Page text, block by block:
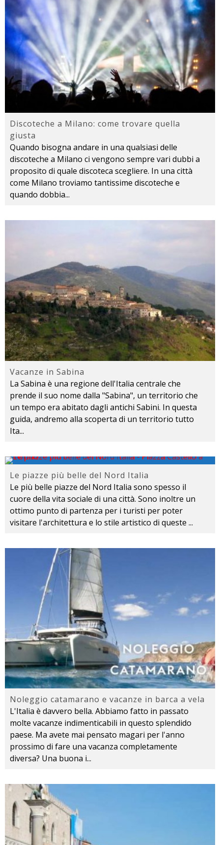
Discoteche a Milano: come trovare quella
giusta
Quando bisogna andare in una qualsiasi delle
discoteche a Milano ci vengono sempre vari dubbi a
proposito di quale discoteca scegliere. In una città
come Milano troviamo tantissime discoteche e
quando dobbia...
Vacanze in Sabina
La Sabina è una regione dell'Italia centrale che
prende il suo nome dalla "Sabina", un territorio che
un tempo era abitato dagli antichi Sabini. In questa
guida, andremo alla scoperta di un territorio tutto
Ita...
Le piazze più belle del Nord Italia
Le più belle piazze del Nord Italia sono spesso il
cuore della vita sociale di una città. Sono inoltre un
ottimo punto di partenza per i turisti per poter
visitare l'architettura e lo stile artistico di queste ...
Noleggio catamarano e vacanze in barca a vela
L'Italia è davvero bella. Abbiamo fatto in passato
molte vacanze indimenticabili in questo splendido
paese. Ma avete mai pensato magari per l'anno
prossimo di fare una vacanza completamente
diversa? Una buona i...